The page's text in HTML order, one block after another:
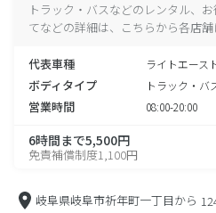
トラック・バスなどのレンタル、
てなどの詳細は、こちらから各店舗
代表車種 ライトエース
ボディタイプ トラック・バ
営業時間 08:00-20:00
6時間まで5,500円
免責補償制度1,100円
岐阜県岐阜市祈年町一丁目から